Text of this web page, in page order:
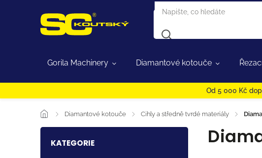
Gorila Machinery Diamantové kotouče
Od 5 000 Kč
/ Diamantové kotouče / Cihly a středně tvrdé materiály /
KATEGORIE